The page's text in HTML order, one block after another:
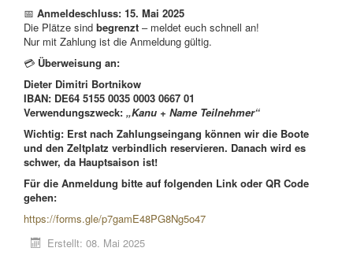
📅 Anmeldeschluss: 15. Mai 2025
Die Plätze sind begrenzt – meldet euch schnell an!
Nur mit Zahlung ist die Anmeldung gültig.
💳 Überweisung an:
Dieter Dimitri Bortnikow
IBAN: DE64 5155 0035 0003 0667 01
Verwendungszweck: „Kanu + Name Teilnehmer“
Wichtig: Erst nach Zahlungseingang können wir die Boote
und den Zeltplatz verbindlich reservieren. Danach wird es
schwer, da Hauptsaison ist!
Für die Anmeldung bitte auf folgenden Link oder QR Code
gehen:
https://forms.gle/p7gamE48PG8Ng5o47
Erstellt: 08. Mai 2025